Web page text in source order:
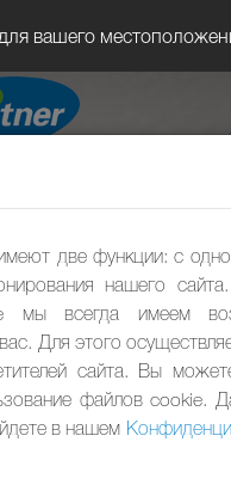
вашего
две функции: с
нашего
всегда имеем
Для этого
сайта. Вы
файлов cookie.
в нашем